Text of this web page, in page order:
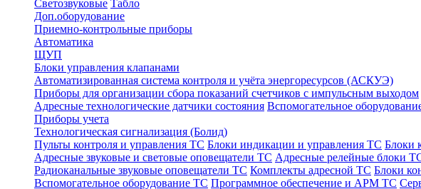
Светозвуковые Табло
Доп.оборудование
Приемно-контрольные приборы
Автоматика
ЩУП
Блоки управления клапанами
Автоматизированная система контроля и учёта энергоресурсов (АСКУЭ)
Приборы для организации сбора показаний счетчиков с импульсным выходом
Адресные технологические датчики состояния Вспомогательное
Приборы учета
Технологическая сигнализация (Болид)
Пульты контроля и управления ТС Блоки индикации и управления ТС Блоки
Адресные звуковые и световые оповещатели ТС Адресные релейные блоки
Радиоканальные звуковые оповещатели ТС Комплекты адресной ТС Блоки
Вспомогательное оборудование ТС Программное обеспечение и АРМ ТС